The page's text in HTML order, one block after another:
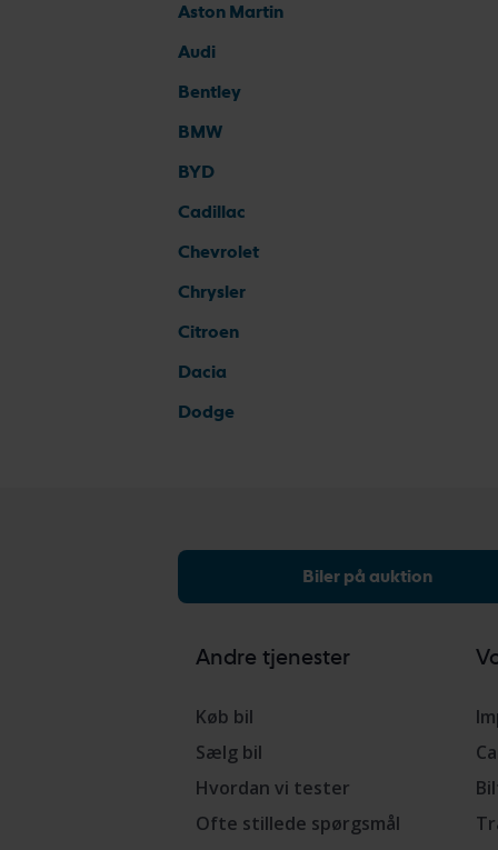
Aston Martin
Audi
Bentley
BMW
BYD
Cadillac
Chevrolet
Chrysler
Citroen
Dacia
Dodge
Biler på auktion
Andre tjenester
Køb bil
Sælg bil
Hvordan vi tester
Ofte stillede spørgsmål